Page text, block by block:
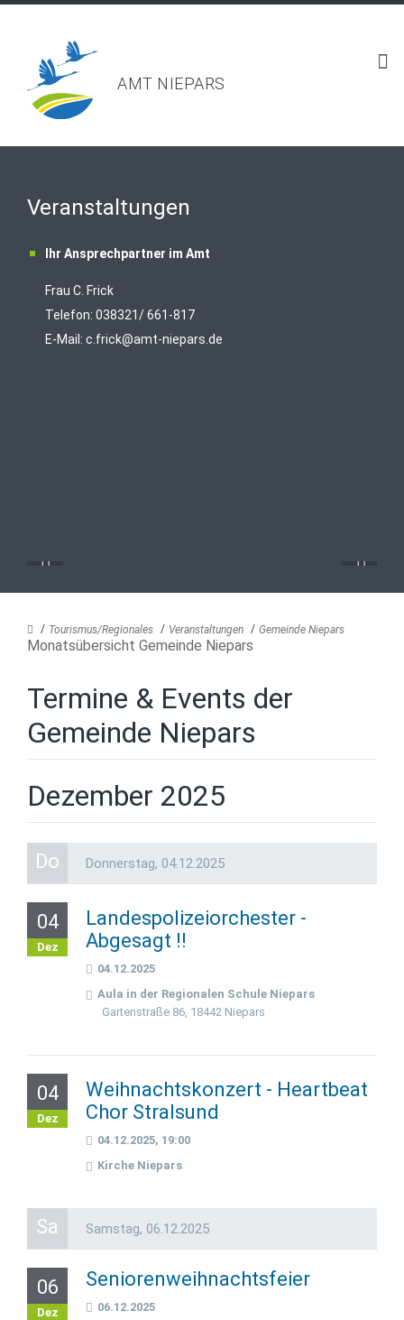
AMT NIEPARS
Veranstaltungen
Ihr Ansprechpartner im Amt
Frau C. Frick
Telefon: 038321/ 661-817
E-Mail: c.frick@amt-niepars.de
Tourismus/Regionales Veranstaltungen Gemeinde Niepars
Monatsübersicht Gemeinde Niepars
Termine & Events der
Gemeinde Niepars
Dezember 2025
Do Donnerstag, 04.12.2025
04
Dez
Landespolizeiorchester -
Abgesagt !!
04.12.2025
Aula in der Regionalen Schule Niepars
Gartenstraße 86, 18442 Niepars
04
Dez
Weihnachtskonzert - Heartbeat
Chor Stralsund
04.12.2025, 19:00
Kirche Niepars
Sa Samstag, 06.12.2025
06
Dez
Seniorenweihnachtsfeier
06.12.2025